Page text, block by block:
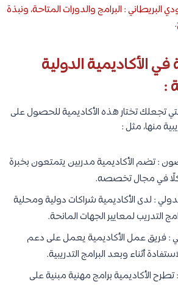
البريطاني : البرامج والدورات المتاحة، ونبذة
.
الأكاديمية الدولية
:
تجعلك تختار هذه الأكاديمية للحصول على
منها، مثل :
: تضم الأكاديمية مدربين يتمتعون بخبرة
: لدى الأكاديمية شراكات دولية ومحلية
التدريب لمعايير الجهات المانحة.
: فريق عمل الأكاديمية يعمل على دعم
أثناء وبعد البرامج التدريبية.
تطرح الأكاديمية برامج مهنية مبنية على